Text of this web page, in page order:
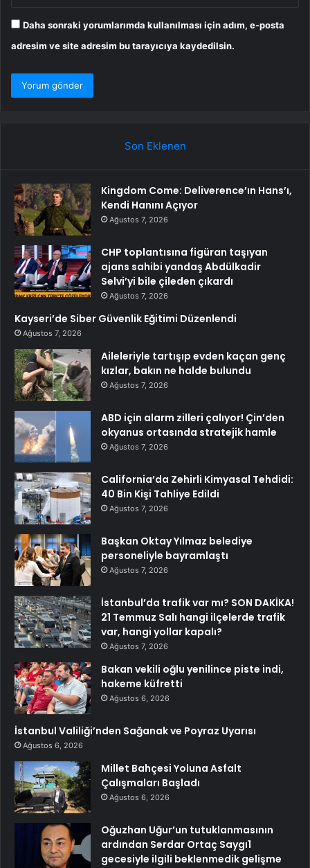
Daha sonraki yorumlarımda kullanılması için adım, e-posta
adresim ve site adresim bu tarayıcıya kaydedilsin.
Son Eklenen
Kingdom Come: Deliverence’ın Hans’ı,
Kendi Hanını Açıyor
Ağustos 7, 2026
CHP toplantısına figüran taşıyan
ajans sahibi yandaş Abdülkadir
Selvi’yi bile çileden çıkardı
Ağustos 7, 2026
Kayseri’de Siber Güvenlik Eğitimi Düzenlendi
Ağustos 7, 2026
Aileleriyle tartışıp evden kaçan genç
kızlar, bakın ne halde bulundu
Ağustos 7, 2026
ABD için alarm zilleri çalıyor! Çin’den
okyanus ortasında stratejik hamle
Ağustos 7, 2026
California’da Zehirli Kimyasal Tehdidi:
40 Bin Kişi Tahliye Edildi
Ağustos 7, 2026
Başkan Oktay Yılmaz belediye
personeliyle bayramlaştı
Ağustos 7, 2026
İstanbul’da trafik var mı? SON DAKİKA!
21 Temmuz Salı hangi ilçelerde trafik
var, hangi yollar kapalı?
Ağustos 7, 2026
Bakan vekili oğlu yenilince piste indi,
hakeme küfretti
Ağustos 6, 2026
İstanbul Valiliği’nden Sağanak ve Poyraz Uyarısı
Ağustos 6, 2026
Millet Bahçesi Yoluna Asfalt
Çalışmaları Başladı
Ağustos 6, 2026
Oğuzhan Uğur’un tutuklanmasının
ardından Serdar Ortaç Saygı1
gecesiyle ilgili beklenmedik gelişme